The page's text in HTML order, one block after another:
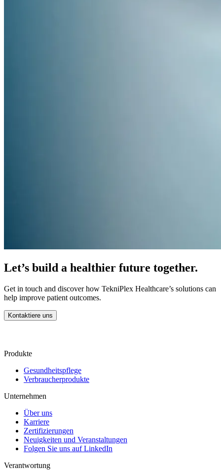
Let’s build a healthier future together.
Get in touch and discover how TekniPlex Healthcare’s solutions can
help improve patient outcomes.
Kontaktiere uns
Produkte
Gesundheitspflege
Verbraucherprodukte
Unternehmen
Über uns
Karriere
Zertifizierungen
Neuigkeiten und Veranstaltungen
Folgen Sie uns auf LinkedIn
Verantwortung